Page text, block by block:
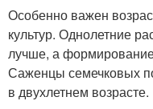
Особенно важен
культур. Однолетние
лучше, а
Саженцы семечковых
в двухлетнем возрасте.